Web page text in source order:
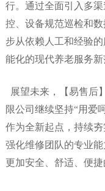
行。通过全面引入多
控、设备规范巡检和
步从依赖人工和经验
能化的现代养老服务新
展望未来， 【易售后】
限公司继续坚持“用爱
作为全新起点，持续
强化维修团队的专业
更加安全、舒适、便